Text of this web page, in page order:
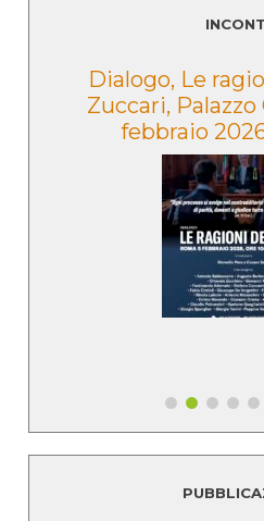
Dialogo, Le
Zuccari,
febbraio